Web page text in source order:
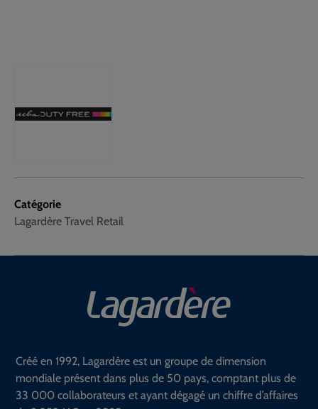
Catégorie
Lagardère Travel Retail
Créé en 1992, Lagardère est un groupe de dimension
mondiale présent dans plus de 50 pays, comptant plus de
33 000 collaborateurs et ayant dégagé un chiffre d’affaires